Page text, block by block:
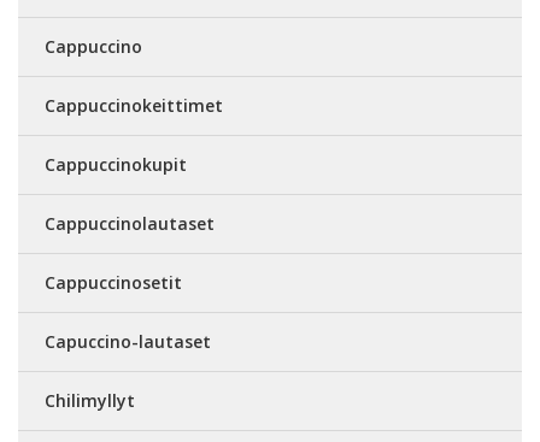
Cappuccino
Cappuccinokeittimet
Cappuccinokupit
Cappuccinolautaset
Cappuccinosetit
Capuccino-lautaset
Chilimyllyt